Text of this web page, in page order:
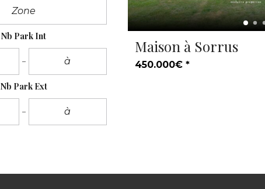
Nb Park Int
Nb Park Ext
Maison à Sorrus
450.000€ *